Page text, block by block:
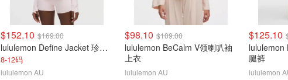
$152.10 $169.00
lululemon Define Jacket 珍珠粉金拉链
8-12码
lululemon AU
$98.10 $109.00
lululemon BeCalm V领喇叭袖
上衣
lululemon AU
$125.10
lululemon
腿裤
lululemon